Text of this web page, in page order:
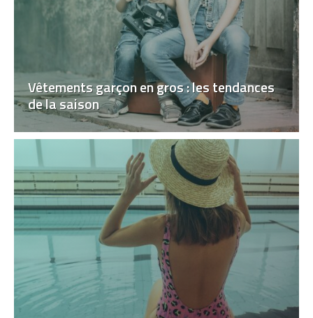
Vêtements garçon en gros : les tendances
de la saison